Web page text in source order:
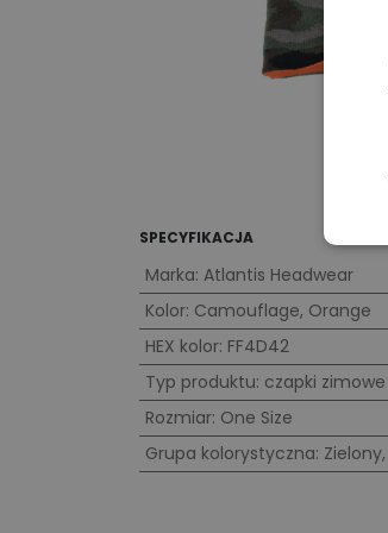
SPECYFIKACJA
Marka: Atlantis Headwear
Kolor: Camouflage, Orange
HEX kolor: FF4D42
Typ produktu: czapki zimowe
Rozmiar: One Size
Grupa kolorystyczna: Zielony,